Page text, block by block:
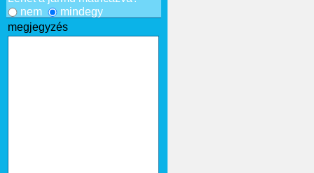
nem
mindegy
megjegyzés